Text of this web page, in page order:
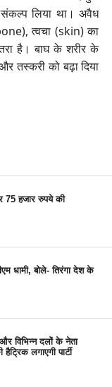
लिया था। अवैध
त्वचा (skin) का
है। बाघ के शरीर के
तस्करी को बढ़ा दिया
75 हजार रुपये की
धामी, बोले- तिरंगा देश के
विभिन्न दलों के नेता
लगाएगी पार्टी